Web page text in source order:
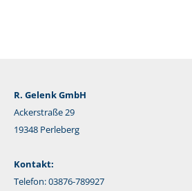
R. Gelenk GmbH
Ackerstraße 29
19348 Perleberg
Kontakt:
Telefon: 03876-789927